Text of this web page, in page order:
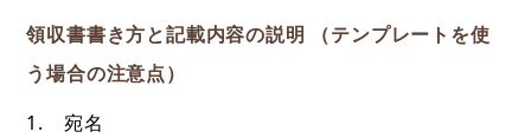
領収書書き方と記載内容の説明 （テンプレートを使
う場合の注意点）
1. 宛名